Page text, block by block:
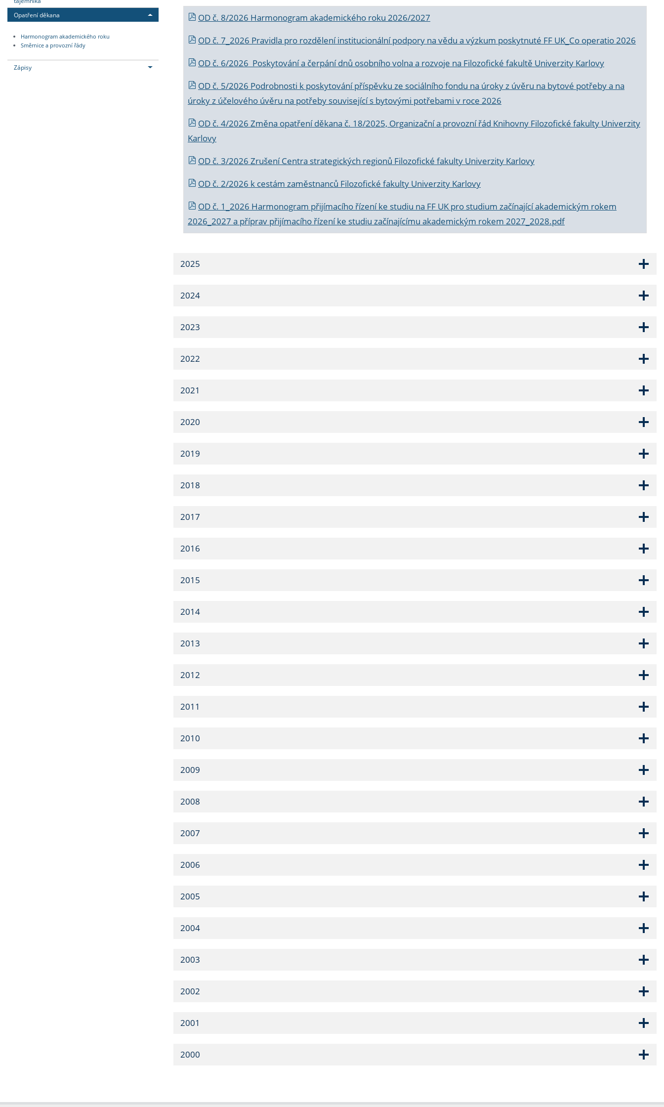
Opatření děkana
Harmonogram akademického roku
Směrnice a provozní řády
Zápisy
OD č. 8/2026 Harmonogram akademického roku 2026/2027
OD č. 7_2026 Pravidla pro rozdělení institucionální podpory na vědu a výzkum poskytnuté FF UK_Co operatio 2026
OD č. 6/2026 Poskytování a čerpání dnů osobního volna a rozvoje na Filozofické fakultě Univerzity Karlovy
OD č. 5/2026 Podrobnosti k poskytování příspěvku ze sociálního fondu na úroky z úvěru na bytové potřeby a na
úroky z účelového úvěru na potřeby související s bytovými potřebami v roce 2026
OD č. 4/2026 Změna opatření děkana č. 18/2025, Organizační a provozní řád Knihovny Filozofické fakulty Univerzity
Karlovy
OD č. 3/2026 Zrušení Centra strategických regionů Filozofické fakulty Univerzity Karlovy
OD č. 2/2026 k cestám zaměstnanců Filozofické fakulty Univerzity Karlovy
OD č. 1_2026 Harmonogram přijímacího řízení ke studiu na FF UK pro studium začínající akademickým rokem
2026_2027 a příprav přijímacího řízení ke studiu začínajícímu akademickým rokem 2027_2028.pdf
2025
2024
2023
2022
2021
2020
2019
2018
2017
2016
2015
2014
2013
2012
2011
2010
2009
2008
2007
2006
2005
2004
2003
2002
2001
2000